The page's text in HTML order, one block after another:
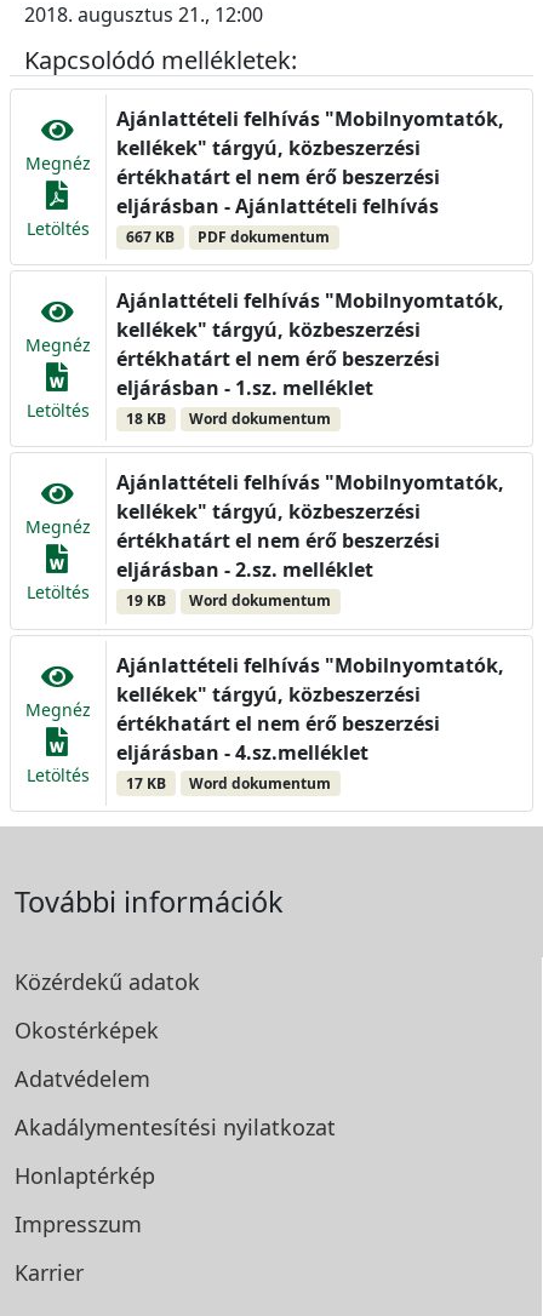
2018. augusztus 21., 12:00
Kapcsolódó mellékletek:
Megnéz
Letöltés
Ajánlattételi felhívás "Mobilnyomtatók,
kellékek" tárgyú, közbeszerzési
értékhatárt el nem érő beszerzési
eljárásban - Ajánlattételi felhívás
667 KB PDF dokumentum
Megnéz
Letöltés
Ajánlattételi felhívás "Mobilnyomtatók,
kellékek" tárgyú, közbeszerzési
értékhatárt el nem érő beszerzési
eljárásban - 1.sz. melléklet
18 KB Word dokumentum
Megnéz
Letöltés
Ajánlattételi felhívás "Mobilnyomtatók,
kellékek" tárgyú, közbeszerzési
értékhatárt el nem érő beszerzési
eljárásban - 2.sz. melléklet
19 KB Word dokumentum
Megnéz
Letöltés
Ajánlattételi felhívás "Mobilnyomtatók,
kellékek" tárgyú, közbeszerzési
értékhatárt el nem érő beszerzési
eljárásban - 4.sz.melléklet
17 KB Word dokumentum
További információk
Közérdekű adatok
Okostérképek
Adatvédelem
Akadálymentesítési nyilatkozat
Honlaptérkép
Impresszum
Karrier